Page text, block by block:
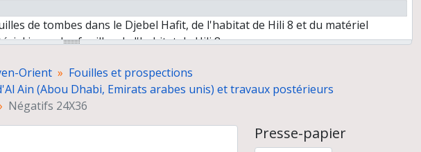
de tombes dans le Djebel Hafit, de l'habitat de Hili 8 et du matériel
issus des fouilles de l'habitat de Hili 8
issu probablement des fouilles de la tombe de Hili M
de l'habitat de Hili 8, de la tombe de Hili nord et du matériel
des fouilles de la tombe de Hili nord et du matériel
des fouilles de la tombe de Hili nord et du matériel
Orient
Fouilles et prospections
Ain (Abou Dhabi, Emirats arabes unis) et travaux postérieurs
Négatifs 24X36
Presse-papier